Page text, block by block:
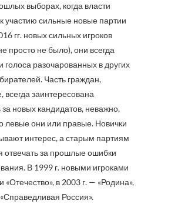
выборах, когда власти
участию сильные новые партии
гг. новых сильных игроков
просто не было), они всегда
голоса разочарованных в других
Часть граждан,
всегда заинтересована
за новых кандидатов, неважно,
левые они или правые. Новички
интерес, а старым партиям
отвечать за прошлые ошибки
В 1999 г. новыми игроками
в 2003 г. — «Родина»,
Россия».